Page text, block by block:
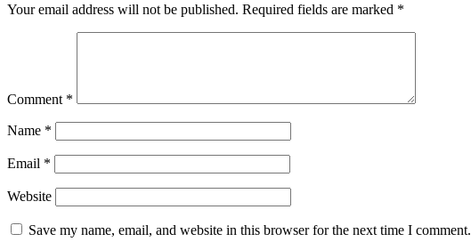
Your email address will not be published. Required fields are marked *
Comment *
Name *
Email *
Website
Save my name, email, and website in this browser for the next time I comment.